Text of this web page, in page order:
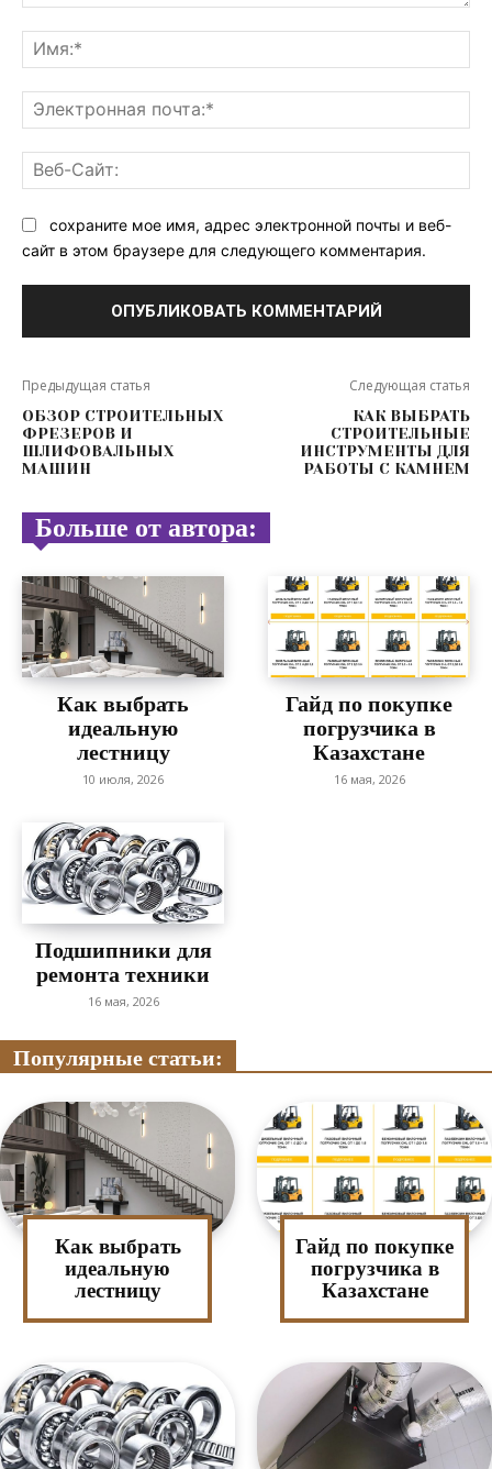
сохраните мое имя, адрес электронной почты и веб-
сайт в этом браузере для следующего комментария.
Предыдущая статья
ОБЗОР СТРОИТЕЛЬНЫХ
ФРЕЗЕРОВ И
ШЛИФОВАЛЬНЫХ
МАШИН
Следующая статья
КАК ВЫБРАТЬ
СТРОИТЕЛЬНЫЕ
ИНСТРУМЕНТЫ ДЛЯ
РАБОТЫ С КАМНЕМ
Больше от автора:
Как выбрать
идеальную
лестницу
10 июля, 2026
Гайд по покупке
погрузчика в
Казахстане
16 мая, 2026
Подшипники для
ремонта техники
16 мая, 2026
Популярные статьи:
Как выбрать
идеальную
лестницу
Гайд по покупке
погрузчика в
Казахстане